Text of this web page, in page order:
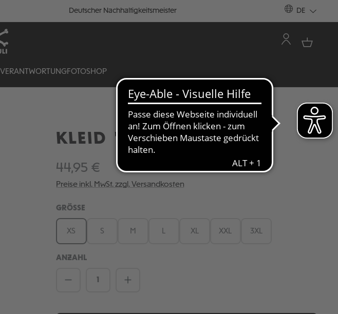
Deutscher Nachhaltigkeitsmeister DE
VERANTWORTUNGFOTOSHOP
KLEID "RETRO SPORT"
44,95 €
Preise inkl. MwSt. zzgl. Versandkosten
GRÖSSE AUSWÄHLEN
XS S M XL XXL 3XL
ANZAHL
Produkt Anzahl: Gib den gewünschten Wert